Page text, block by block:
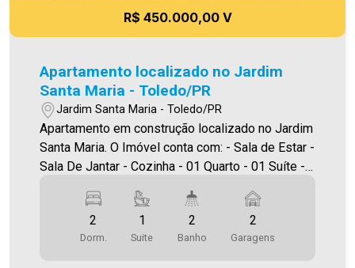
R$ 450.000,00 V
Apartamento localizado no Jardim
Santa Maria - Toledo/PR
Jardim Santa Maria - Toledo/PR
Apartamento em construção localizado no Jardim
Santa Maria. O Imóvel conta com: - Sala de Estar -
Sala De Jantar - Cozinha - 01 Quarto - 01 Suíte -
01 vaga de garagem - Sacada com churrasqueira
Área privativa 70,45m² A Imobiliária Ativa conta
hoje com uma das maiores carteiras de imóveis
2
Dorm.
1
Suite
2
Banho
2
Garagens